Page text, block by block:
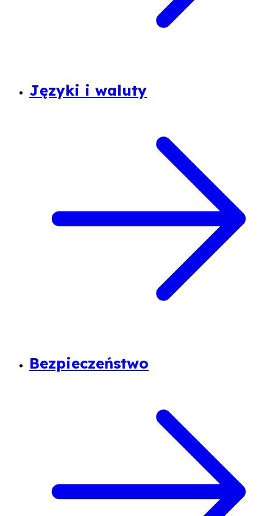
Języki i waluty
Bezpieczeństwo